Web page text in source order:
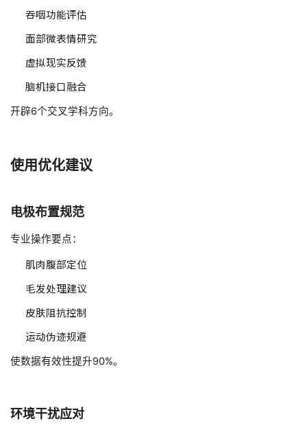
吞咽功能评估
面部微表情研究
虚拟现实反馈
脑机接口融合
开辟6个交叉学科方向。
使用优化建议
电极布置规范
专业操作要点：
肌肉腹部定位
毛发处理建议
皮肤阻抗控制
运动伪迹规避
使数据有效性提升90%。
环境干扰应对